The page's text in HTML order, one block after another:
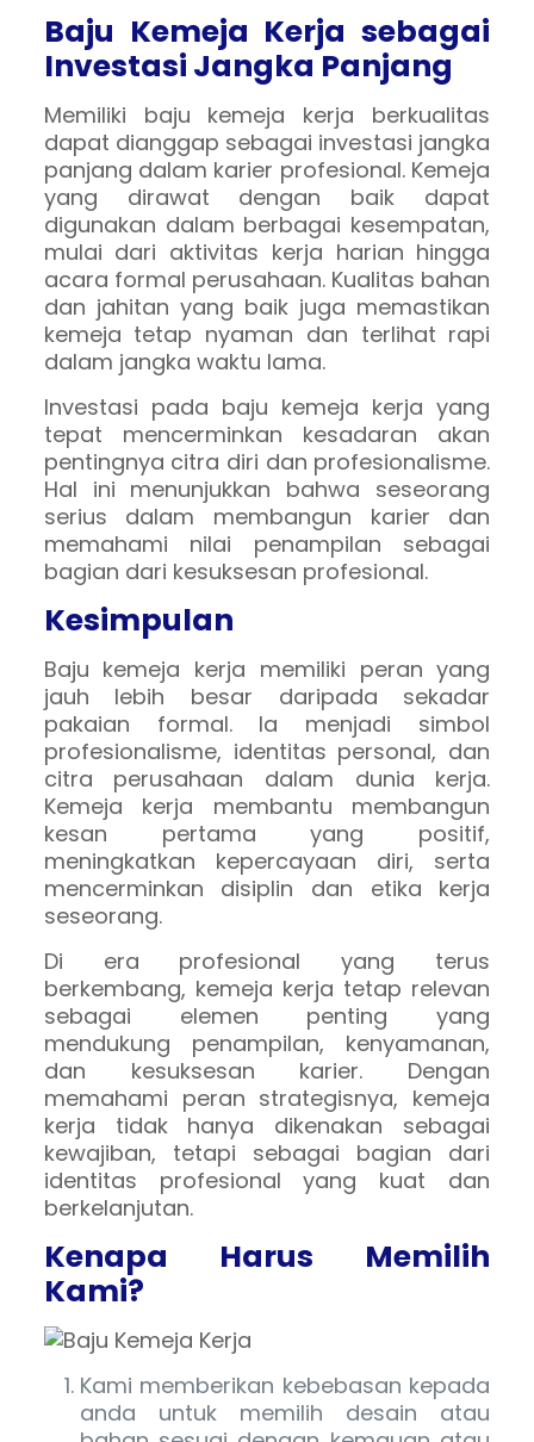
Baju Kemeja Kerja sebagai
Investasi Jangka Panjang
Memiliki baju kemeja kerja berkualitas
dapat dianggap sebagai investasi jangka
panjang dalam karier profesional. Kemeja
yang dirawat dengan baik dapat
digunakan dalam berbagai kesempatan,
mulai dari aktivitas kerja harian hingga
acara formal perusahaan. Kualitas bahan
dan jahitan yang baik juga memastikan
kemeja tetap nyaman dan terlihat rapi
dalam jangka waktu lama.
Investasi pada baju kemeja kerja yang
tepat mencerminkan kesadaran akan
pentingnya citra diri dan profesionalisme.
Hal ini menunjukkan bahwa seseorang
serius dalam membangun karier dan
memahami nilai penampilan sebagai
bagian dari kesuksesan profesional.
Kesimpulan
Baju kemeja kerja memiliki peran yang
jauh lebih besar daripada sekadar
pakaian formal. Ia menjadi simbol
profesionalisme, identitas personal, dan
citra perusahaan dalam dunia kerja.
Kemeja kerja membantu membangun
kesan pertama yang positif,
meningkatkan kepercayaan diri, serta
mencerminkan disiplin dan etika kerja
seseorang.
Di era profesional yang terus
berkembang, kemeja kerja tetap relevan
sebagai elemen penting yang
mendukung penampilan, kenyamanan,
dan kesuksesan karier. Dengan
memahami peran strategisnya, kemeja
kerja tidak hanya dikenakan sebagai
kewajiban, tetapi sebagai bagian dari
identitas profesional yang kuat dan
berkelanjutan.
Kenapa Harus Memilih
Kami?
Kami memberikan kebebasan kepada
anda untuk memilih desain atau